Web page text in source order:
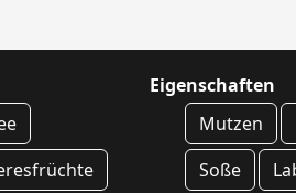
Eigenschaften
Mutzen
Soße